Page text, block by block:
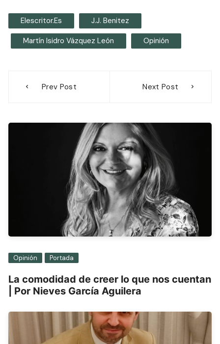
Elescritor.es J.J. Benitez
Martín Isidro Vázquez León Opinión
Prev Post Next Post
Opinión Portada
La comodidad de creer lo que nos cuentan
| Por Nieves García Aguilera